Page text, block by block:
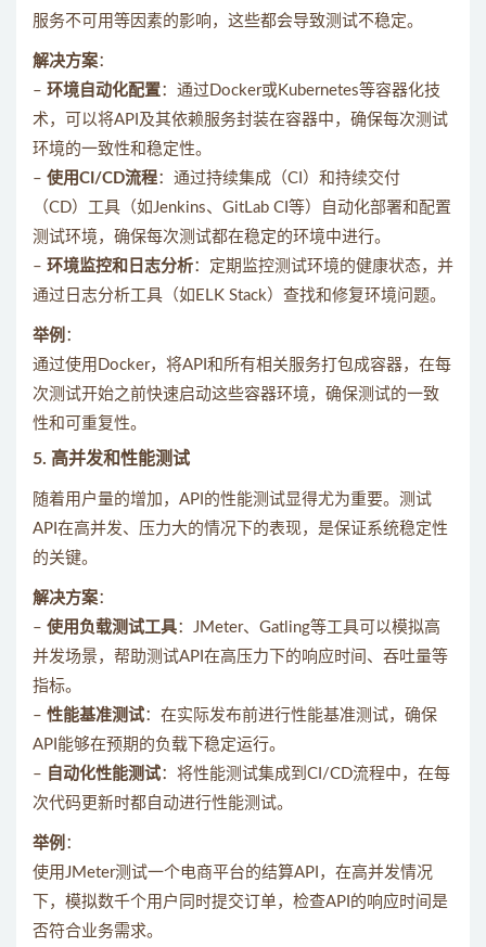
服务不可用等因素的影响，这些都会导致测试不稳定。
解决方案：
– 环境自动化配置：通过Docker或Kubernetes等容器化技
术，可以将API及其依赖服务封装在容器中，确保每次测试
环境的一致性和稳定性。
– 使用CI/CD流程：通过持续集成（CI）和持续交付
（CD）工具（如Jenkins、GitLab CI等）自动化部署和配置
测试环境，确保每次测试都在稳定的环境中进行。
– 环境监控和日志分析：定期监控测试环境的健康状态，并
通过日志分析工具（如ELK Stack）查找和修复环境问题。
举例 ：
通过使用Docker，将API和所有相关服务打包成容器，在每
次测试开始之前快速启动这些容器环境，确保测试的一致
性和可重复性。
5. 高并发和性能测试
随着用户量的增加，API的性能测试显得尤为重要。测试
API在高并发、压力大的情况下的表现，是保证系统稳定性
的关键。
解决方案：
– 使用负载测试工具：JMeter、Gatling等工具可以模拟高
并发场景，帮助测试API在高压力下的响应时间、吞吐量等
指标。
– 性能基准测试：在实际发布前进行性能基准测试，确保
API能够在预期的负载下稳定运行。
– 自动化性能测试：将性能测试集成到CI/CD流程中，在每
次代码更新时都自动进行性能测试。
举例 ：
使用JMeter测试一个电商平台的结算API，在高并发情况
下，模拟数千个用户同时提交订单，检查API的响应时间是
否符合业务需求。